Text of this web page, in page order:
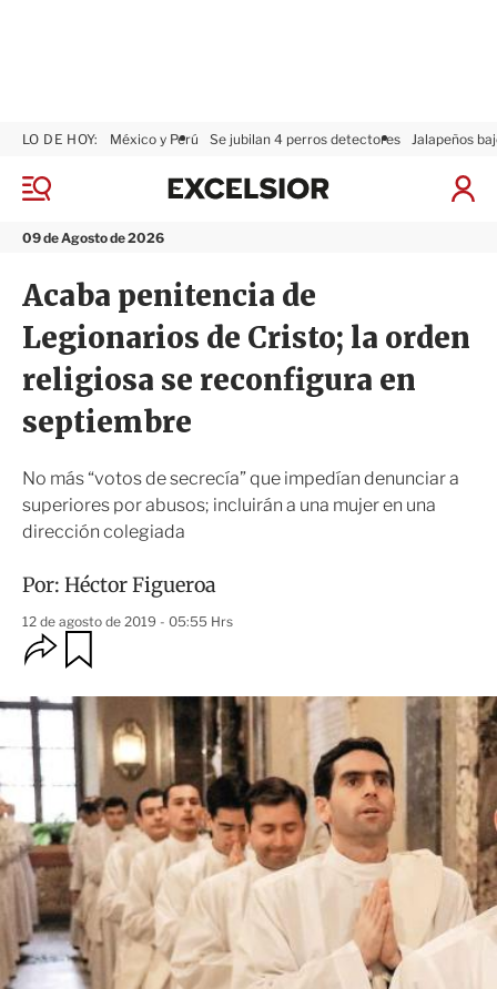
M
n
09 de Agosto de 2026
LO DE HOY: México y Perú Se jubilan 4 perros detectores Jalapeños
I
S
x
r
Acaba penitencia de
Legionarios de Cristo; la orden
religiosa se reconfigura en
septiembre
No más “votos de secrecía” que impedían denunciar a
superiores por abusos; incluirán a una mujer en una
dirección colegiada
Por: Héctor Figueroa
12 de agosto de 2019 - 05:55 Hrs
O
p
i
n
s
d
e
c
o
m
p
a
r
t
r
d
a